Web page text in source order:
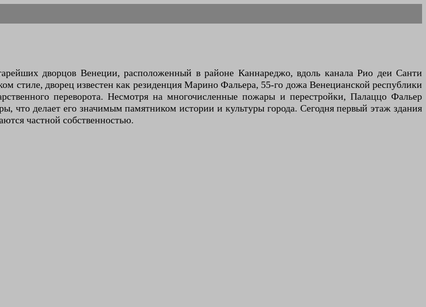
дворцов Венеции, расположенный в районе Каннареджо, вдоль канала Рио деи Санти
стиле, дворец известен как резиденция Марино Фальера, 55-го дожа Венецианской республики
переворота. Несмотря на многочисленные пожары и перестройки, Палаццо Фальер
что делает его значимым памятником истории и культуры города. Сегодня первый этаж здания
частной собственностью.